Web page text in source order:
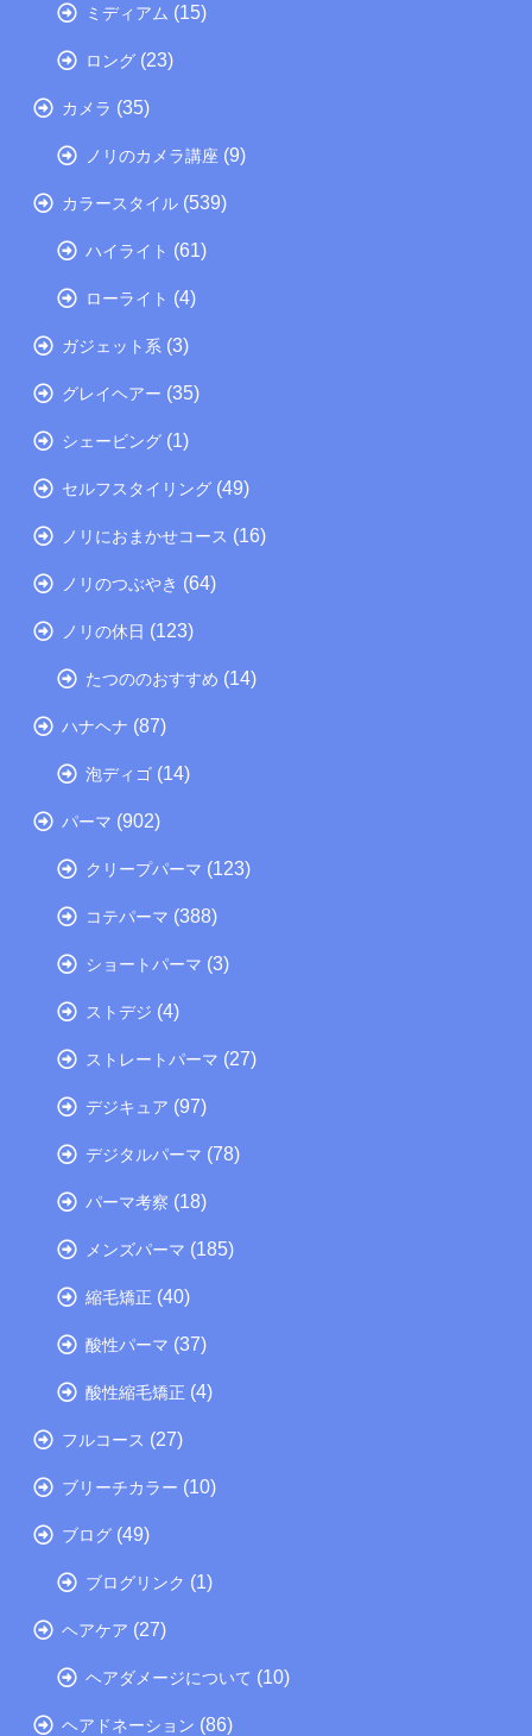
ミディアム (15)
ロング (23)
カメラ (35)
ノリのカメラ講座 (9)
カラースタイル (539)
ハイライト (61)
ローライト (4)
ガジェット系 (3)
グレイヘアー (35)
シェービング (1)
セルフスタイリング (49)
ノリにおまかせコース (16)
ノリのつぶやき (64)
ノリの休日 (123)
たつののおすすめ (14)
ハナヘナ (87)
泡ディゴ (14)
パーマ (902)
クリープパーマ (123)
コテパーマ (388)
ショートパーマ (3)
ストデジ (4)
ストレートパーマ (27)
デジキュア (97)
デジタルパーマ (78)
パーマ考察 (18)
メンズパーマ (185)
縮毛矯正 (40)
酸性パーマ (37)
酸性縮毛矯正 (4)
フルコース (27)
ブリーチカラー (10)
ブログ (49)
ブログリンク (1)
ヘアケア (27)
ヘアダメージについて (10)
ヘアドネーション (86)